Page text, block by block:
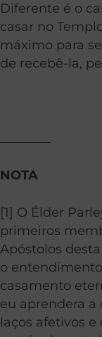
Diferente é o
casar no
máximo para
de recebê-la,
NOTA
[1] O Élder
primeiros
Apóstolos
o
casamento
eu aprendera a
laços afetivos